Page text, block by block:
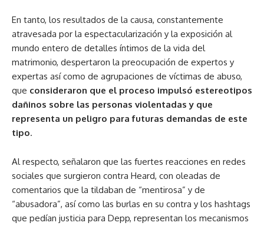
En tanto, los resultados de la causa, constantemente
atravesada por la espectacularización y la exposición al
mundo entero de detalles íntimos de la vida del
matrimonio, despertaron la preocupación de expertos y
expertas así como de agrupaciones de víctimas de abuso,
que consideraron que el proceso impulsó estereotipos
dañinos sobre las personas violentadas y que
representa un peligro para futuras demandas de este
tipo.
Al respecto, señalaron que las fuertes reacciones en redes
sociales que surgieron contra Heard, con oleadas de
comentarios que la tildaban de “mentirosa” y de
“abusadora”, así como las burlas en su contra y los hashtags
que pedían justicia para Depp, representan los mecanismos